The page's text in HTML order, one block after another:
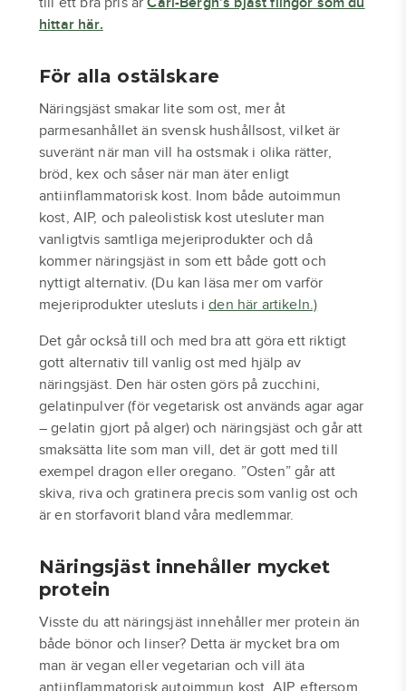
hittar här.
För alla ostälskare
Näringsjäst smakar lite som ost, mer åt
parmesanhållet än svensk hushållsost, vilket är
suveränt när man vill ha ostsmak i olika rätter,
bröd, kex och såser när man äter enligt
antiinflammatorisk kost. Inom både autoimmun
kost, AIP, och paleolistisk kost utesluter man
vanligtvis samtliga mejeriprodukter och då
kommer näringsjäst in som ett både gott och
nyttigt alternativ. (Du kan läsa mer om varför
mejeriprodukter utesluts iden här artikeln.)
Det går också till och med bra att göra ett riktigt
gott alternativ till vanlig ost med hjälp av
näringsjäst. Den här osten görs på zucchini,
gelatinpulver (för vegetarisk ost används agar agar
– gelatin gjort på alger) och näringsjäst och går att
smaksätta lite som man vill, det är gott med till
exempel dragon eller oregano. ”Osten” går att
skiva, riva och gratinera precis som vanlig ost och
är en storfavorit bland våra medlemmar.
Näringsjäst innehåller mycket
protein
Visste du att näringsjäst innehåller mer protein än
både bönor och linser? Detta är mycket bra om
man är vegan eller vegetarian och vill äta
antiinflammatorisk autoimmun kost, AIP, eftersom